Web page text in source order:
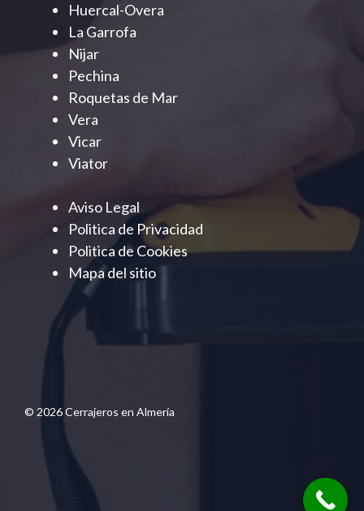
Huercal-Overa
La Garrofa
Nijar
Pechina
Roquetas de Mar
Vera
Vicar
Viator
Aviso Legal
Politica de Privacidad
Politica de Cookies
Mapa del sitio
© 2026 Cerrajeros en Almería